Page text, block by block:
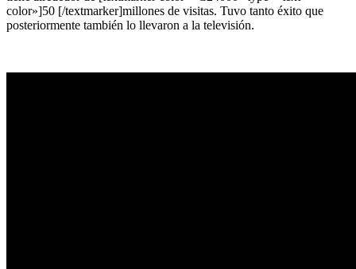
color»]50 [/textmarker]millones de visitas. Tuvo tanto éxito que
posteriormente también lo llevaron a la televisión.